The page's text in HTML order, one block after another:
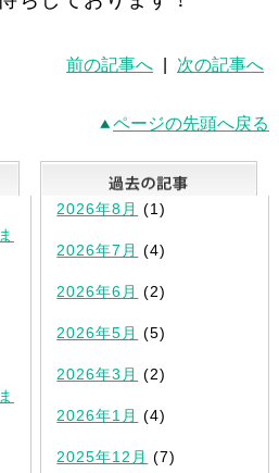
前の記事へ 次の記事へ
ページの先頭へ戻る
最新記事一覧
2026年8月 (1)
2026年7月 (4)
2026年6月 (2)
2026年5月 (5)
2026年3月 (2)
2026年1月 (4)
2025年12月 (7)